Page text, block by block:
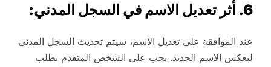
6. أثر تعديل الاسم في السجل المدني:
عند الموافقة على تعديل الاسم، سيتم تحديث السجل المدني
ليعكس الاسم الجديد. يجب على الشخص المتقدم بطلب